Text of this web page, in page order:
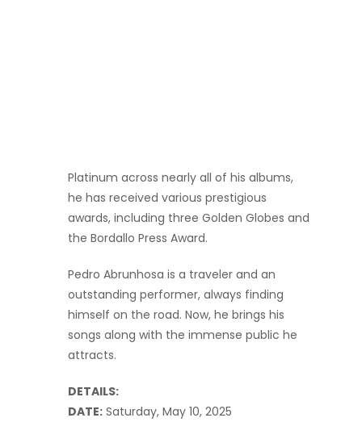
Platinum across nearly all of his albums,
he has received various prestigious
awards, including three Golden Globes and
the Bordallo Press Award.
Pedro Abrunhosa is a traveler and an
outstanding performer, always finding
himself on the road. Now, he brings his
songs along with the immense public he
attracts.
DETAILS:
DATE: Saturday, May 10, 2025